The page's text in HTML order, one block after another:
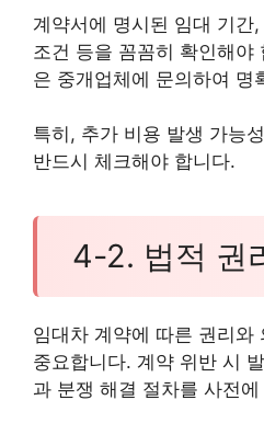
계약서에 명시된 임대 기간
조건 등을 꼼꼼히 확인해야
은 중개업체에 문의하여 명
특히, 추가 비용 발생 가능
반드시 체크해야 합니다.
4-2. 법적 권
임대차 계약에 따른 권리와
중요합니다. 계약 위반 시
과 분쟁 해결 절차를 사전